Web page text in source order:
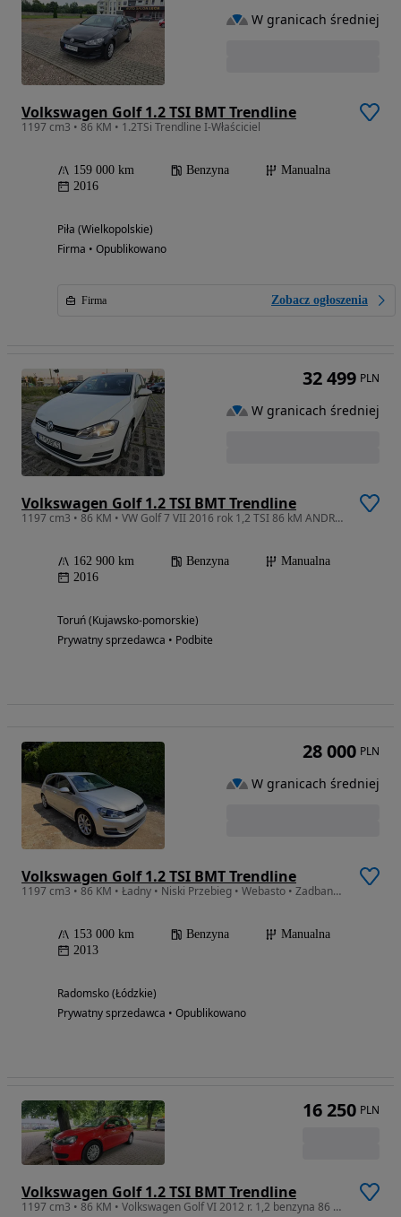
Volkswagen Golf 1.2 TSI BMT Trendline
1197 cm3 • 86 KM • 1.2TSi Trendline I-Właściciel
159 000 km Benzyna
Manualna
2016
Piła (Wielkopolskie)
Firma • Opublikowano
Firma Zobacz ogłoszenia
W granicach średniej
Volkswagen Golf 1.2 TSI BMT Trendline
1197 cm3 • 86 KM • VW Golf 7 VII 2016 rok 1,2 TSI 86 kM ANDROID AUTO 162800 km ZAREJESTRO
162 900 km Benzyna
Manualna
2016
Toruń (Kujawsko-pomorskie)
Prywatny sprzedawca • Podbite
32 499 PLN
W granicach średniej
Volkswagen Golf 1.2 TSI BMT Trendline
1197 cm3 • 86 KM • Ładny • Niski Przebieg • Webasto • Zadbany • Bluetooth • Podgrzewane F
153 000 km Benzyna
Manualna
2013
Radomsko (Łódzkie)
Prywatny sprzedawca • Opublikowano
28 000 PLN
W granicach średniej
Volkswagen Golf 1.2 TSI BMT Trendline
1197 cm3 • 86 KM • Volkswagen Golf VI 2012 r. 1,2 benzyna 86 KM
16 250 PLN